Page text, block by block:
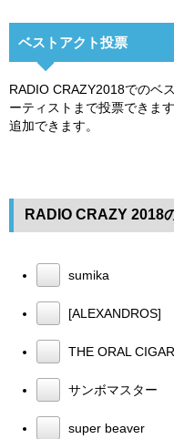
ベストアクト投票
RADIO CRAZY2018でのベ
ーティストまで投票できま
追加できます。
RADIO CRAZY 2018
sumika
[ALEXANDROS]
THE ORAL
サンボマスター
super beaver